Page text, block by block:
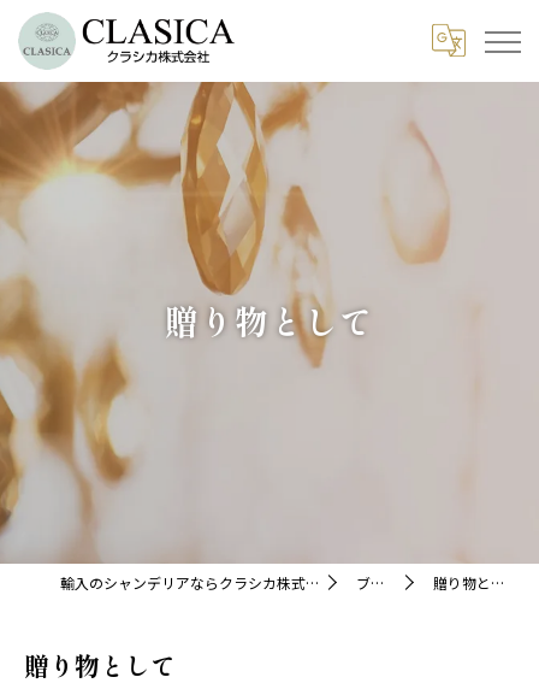
贈り物として
輸入のシャンデリアならクラシカ株式会社 ブログ 贈り物として
贈り物として